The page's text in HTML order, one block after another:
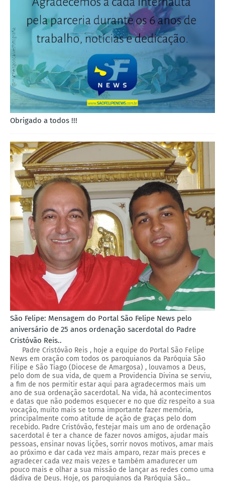
Obrigado a todos !!!
São Felipe: Mensagem do Portal São Felipe News pelo
aniversário de 25 anos ordenação sacerdotal do Padre
Cristóvão Reis..
Padre Cristóvão Reis , hoje a equipe do Portal São Felipe
News em oração com todos os paroquianos da Paróquia São
Filipe e São Tiago (Diocese de Amargosa) , louvamos a Deus,
pelo dom de sua vida, de quem a Providencia Divina se serviu,
a fim de nos permitir estar aqui para agradecermos mais um
ano de sua ordenação sacerdotal. Na vida, há acontecimentos
e datas que não podemos esquecer e no que diz respeito a sua
vocação, muito mais se torna importante fazer memória,
principalmente como atitude de ação de graças pelo dom
recebido. Padre Cristóvão, festejar mais um ano de ordenação
sacerdotal é ter a chance de fazer novos amigos, ajudar mais
pessoas, ensinar novas lições, sorrir novos motivos, amar mais
ao próximo e dar cada vez mais amparo, rezar mais preces e
agradecer cada vez mais vezes e também amadurecer um
pouco mais e olhar a sua missão de lançar as redes como uma
dádiva de Deus. Hoje, os paroquianos da Paróquia São...